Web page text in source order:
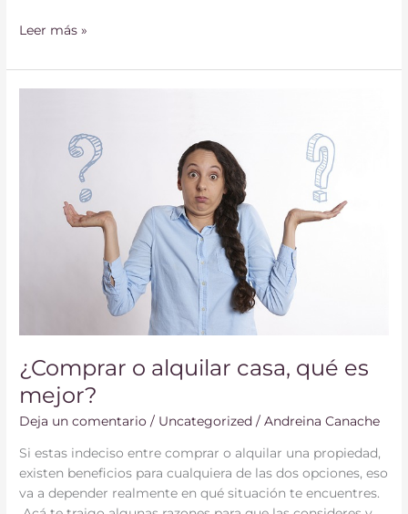
Leer más »
¿Comprar o alquilar casa, qué es
mejor?
Deja un comentario / Uncategorized /Andreina Canache
Si estas indeciso entre comprar o alquilar una propiedad,
existen beneficios para cualquiera de las dos opciones, eso
va a depender realmente en qué situación te encuentres.
mejor?